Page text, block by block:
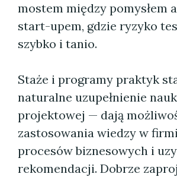
mostem między pomysłem
start-upem, gdzie ryzyko
szybko i tanio.
Staże i programy praktyk
naturalne uzupełnienie
projektowej — dają
zastosowania wiedzy w
procesów biznesowych i
rekomendacji. Dobrze